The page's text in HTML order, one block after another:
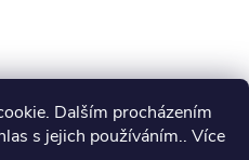
Dalším procházením
s jejich používáním.. Více